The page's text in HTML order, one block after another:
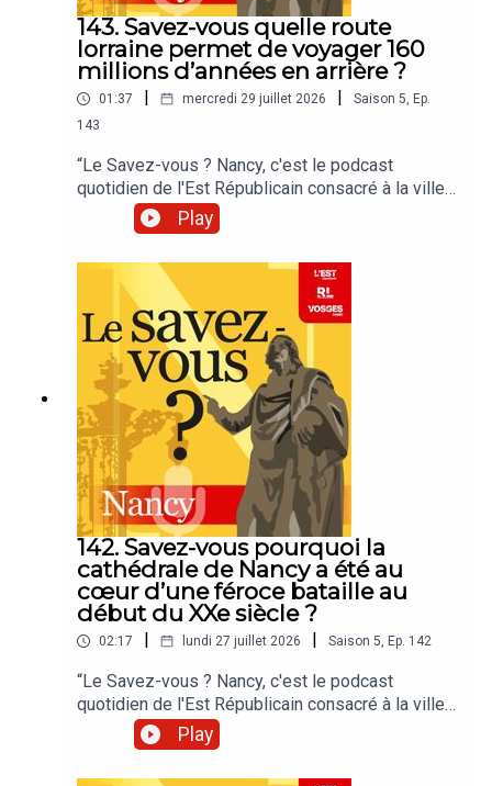
143. Savez-vous quelle route
lorraine permet de voyager 160
millions d’années en arrière ?
01:37 mercredi 29 juillet 2026 Saison 5, Ep.
143
“Le Savez-vous ? Nancy, c'est le podcast
quotidien de l'Est Républicain consacré à la ville
et à tout ce que vous ignorez sur elle.Un podcast
raconté par Jean-Marie Russe basé sur les
articles réalisés par la rédaction locale de Nancy.”
Play
142. Savez-vous pourquoi la
cathédrale de Nancy a été au
cœur d’une féroce bataille au
début du XXe siècle ?
02:17 lundi 27 juillet 2026 Saison 5, Ep. 142
“Le Savez-vous ? Nancy, c'est le podcast
quotidien de l'Est Républicain consacré à la ville
et à tout ce que vous ignorez sur elle.Un podcast
raconté par Jean-Marie Russe basé sur les
articles réalisés par la rédaction locale de Nancy.”
Play